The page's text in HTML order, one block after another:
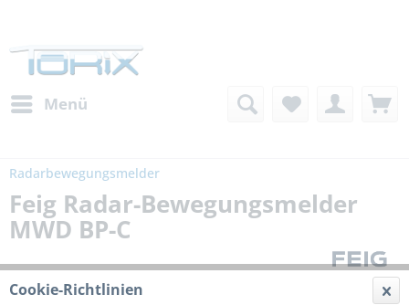
Menü
Radarbewegungsmelder
Feig Radar-Bewegungsmelder
MWD BP-C
Cookie-Richtlinien